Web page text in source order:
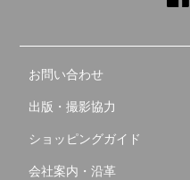
お問い合わせ
出版・撮影協力
ショッピングガイド
会社案内・沿革